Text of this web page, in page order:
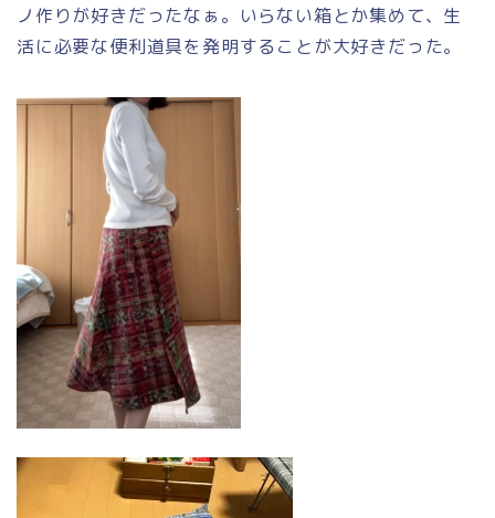
ノ作りが好きだったなぁ。いらない箱とか集めて、生
活に必要な便利道具を発明することが大好きだった。